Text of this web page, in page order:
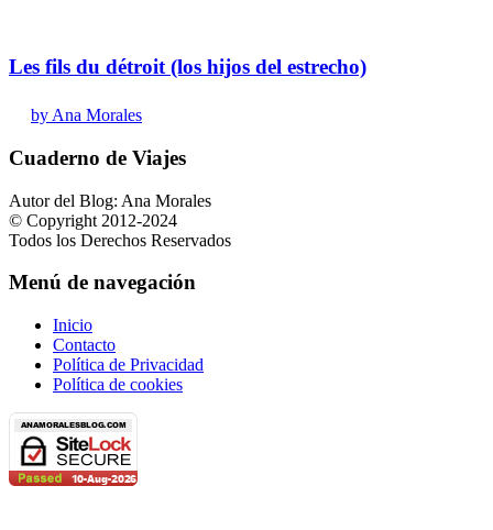
Les fils du détroit (los hijos del estrecho)
by Ana Morales
Cuaderno de Viajes
Autor del Blog: Ana Morales
© Copyright 2012-2024
Todos los Derechos Reservados
Menú de navegación
Inicio
Contacto
Política de Privacidad
Política de cookies